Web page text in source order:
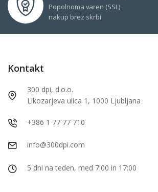
Popolnoma varen (SSL)
nakup brez skrbi
Kontakt
300 dpi, d.o.o.
Likozarjeva ulica 1, 1000 Ljubljana
+386 1 77 77 710
info@300dpi.com
5 dni na teden, med 7:00 in 17:00